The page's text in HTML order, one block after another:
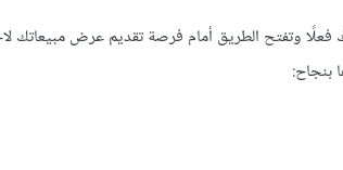
وتفتح الطريق أمام فرصة تقديم عرض مبيعاتك
بنجاح: